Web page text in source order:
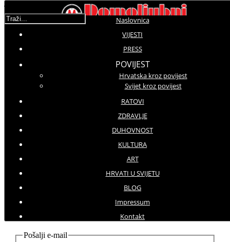
Naslovnica
VIJESTI
PRESS
POVIJEST
Hrvatska kroz povijest
Svijet kroz povijest
RATOVI
ZDRAVLJE
DUHOVNOST
KULTURA
ART
HRVATI U SVIJETU
BLOG
Impressum
Kontakt
Traži...
Domoljubni portal
URVDR "Crne Mambe"
DOMOLJUBNI PORTAL CM |
Proizvodi i usluge
Kontakt
Kontakt obrazac
Kontakt obrazac
Pošalji e-mail